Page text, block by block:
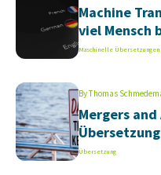
Machine
viel Mensch
Maschinelle
ByThomas
Mergers
Übersetzung